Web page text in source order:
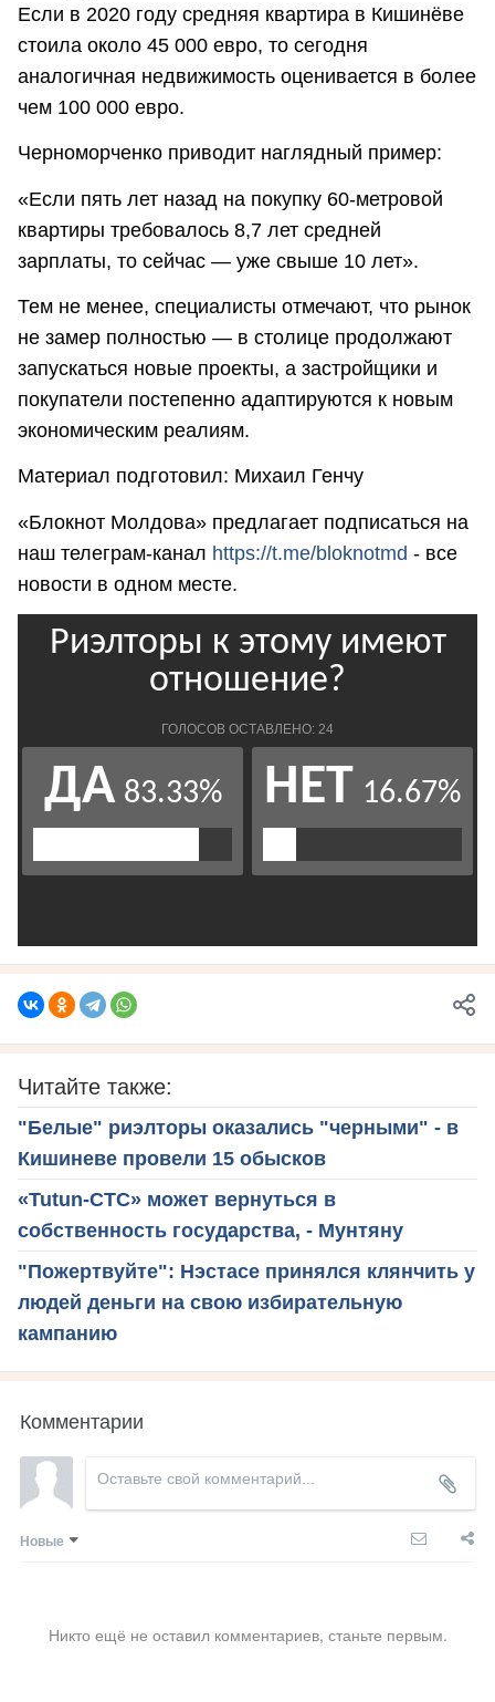
Если в 2020 году средняя квартира в Кишинёве
стоила около 45 000 евро, то сегодня
аналогичная недвижимость оценивается в более
чем 100 000 евро.
Черноморченко приводит наглядный пример:
«Если пять лет назад на покупку 60-метровой
квартиры требовалось 8,7 лет средней
зарплаты, то сейчас — уже свыше 10 лет».
Тем не менее, специалисты отмечают, что рынок
не замер полностью — в столице продолжают
запускаться новые проекты, а застройщики и
покупатели постепенно адаптируются к новым
экономическим реалиям.
Материал подготовил: Михаил Генчу
«Блокнот Молдова» предлагает подписаться на
наш телеграм-канал https://t.me/bloknotmd - все
новости в одном месте.
Читайте также:
"Белые" риэлторы оказались "черными" - в
Кишиневе провели 15 обысков
«Tutun-CTC» может вернуться в
собственность государства, - Мунтяну
"Пожертвуйте": Нэстасе принялся клянчить у
людей деньги на свою избирательную
кампанию
Комментарии
Новые
Никто ещё не оставил комментариев, станьте первым.